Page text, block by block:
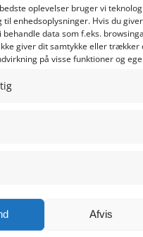
oplevelser bruger vi
enhedsoplysninger. Hvis du
behandle data som f.eks.
giver dit samtykke eller trækker
på visse funktioner og
Afvis